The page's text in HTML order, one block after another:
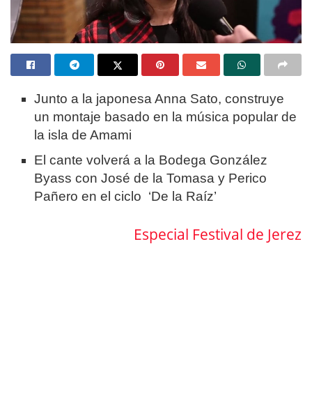
Junto a la japonesa Anna Sato, construye
un montaje basado en la música popular de
la isla de Amami
El cante volverá a la Bodega González
Byass con José de la Tomasa y Perico
Pañero en el ciclo ‘De la Raíz’
Especial Festival de Jerez